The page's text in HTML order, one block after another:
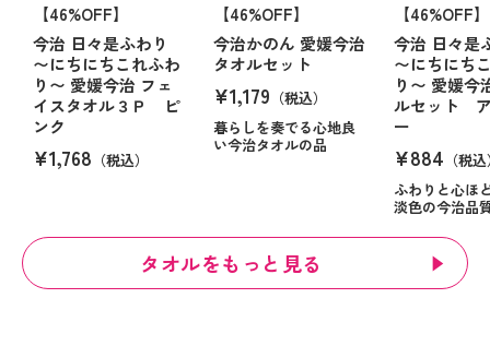
【46%OFF】
今治 日々是ふわり
〜にちにちこれふわ
り〜 愛媛今治 フェ
イスタオル３Ｐ ピ
ンク
¥1,768 （税込）
【46%OFF】
今治かのん 愛媛今治
タオルセット
¥1,179 （税込）
暮らしを奏でる心地良
い今治タオルの品
【46%OFF】
今治 日々是
〜にちにち
り〜 愛媛今
ルセット
ー
¥884 （税
ふわりと心ほ
淡色の今治品
タオルをもっと見る